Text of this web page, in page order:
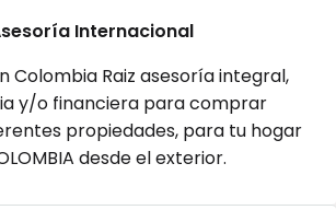
Internacional
Colombia Raiz asesoría integral,
y/o financiera para comprar
propiedades, para tu hogar
desde el exterior.